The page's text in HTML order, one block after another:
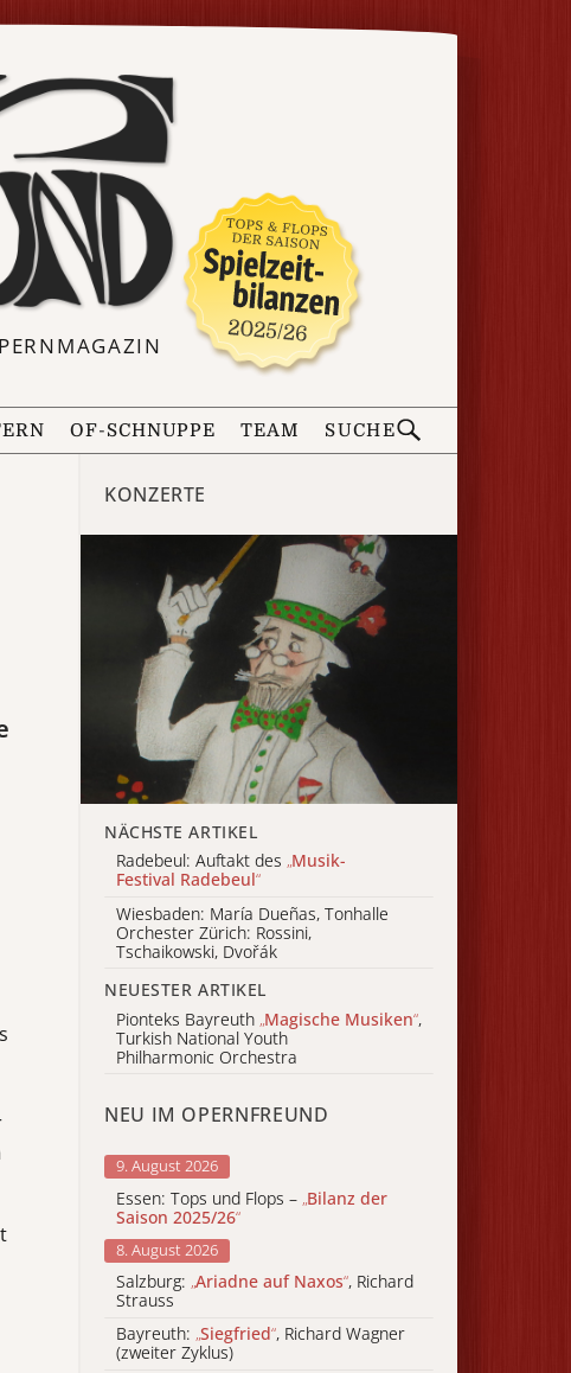
OF-SCHNUPPE TEAM SUCHE
KONZERTE
NÄCHSTE ARTIKEL
Radebeul: Auftakt des „Musik-
Festival Radebeul“
Wiesbaden: María Dueñas, Tonhalle
Orchester Zürich: Rossini,
Tschaikowski, Dvořák
NEUESTER ARTIKEL
Pionteks Bayreuth „Magische Musiken“,
Turkish National Youth
Philharmonic Orchestra
NEU IM OPERNFREUND
9. August 2026
Essen: Tops und Flops – „Bilanz der
Saison 2025/26“
8. August 2026
Salzburg: „Ariadne auf Naxos“, Richard
Strauss
Bayreuth: „Siegfried“, Richard Wagner
(zweiter Zyklus)